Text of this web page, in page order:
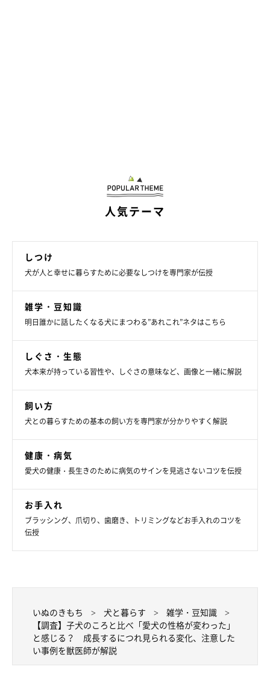
「少しナイーブだけど、人が大好きで天真爛漫な感じで、
大きくは変わっていないのですが、最近はちょっと頑固さ
を感じるときがあります」
とともに好き嫌いが出てきた」
「子犬のころはやんちゃな性格でしたが、シニアになって
からは比較的おとなしくなったような気がします。ただ、
シニアになってからのほうが頑固さがアップしたように思
います」
たとえば、子犬のころはマテ、フセ、ハウスなどのコマン
ドを100%実行していましたが、シニアになってからやり
たくないときはやらなくなりました。フードもウエットフ
ードをトッピングするまで、く〜んと鳴いて待ってます。
夜、寝るときも小さいころはひとりで寝ていたのに、く〜
ころも可愛いと甘やかしているので仕方ないのです
が。。。」
要求吠えが増えた
「シニアになってから、要求吠えが多く、また強く鳴くよ
「ムダ吠えをまったくしなかったのに、最近は自己主張が
激しくなり、要求があるとやたら吠えます」
「子犬のころは吠えることがあまりなかったけど成犬にな
人気テーマ
しつけ
犬が人と幸せに暮らすために必要なしつけを専門家が伝授
雑学・豆知識
明日誰かに話したくなる犬にまつわる”あれこれ”ネタはこちら
しぐさ・生態
犬本来が持っている習性や、しぐさの意味など、画像と一緒に解説
飼い方
犬との暮らすための基本の飼い方を専門家が分かりやすく解説
健康・病気
愛犬の健康・長生きのために病気のサインを見逃さないコツを伝授
お手入れ
ブラッシング、爪切り、歯磨き、トリミングなどお手入れのコツを
伝授
いぬのきもち 犬と暮らす
雑学・豆知識
【調査】子犬のころと比べ「愛犬の性格が変わった」
と感じる？ 成長するにつれ見られる変化、注意した
い事例を獣医師が解説